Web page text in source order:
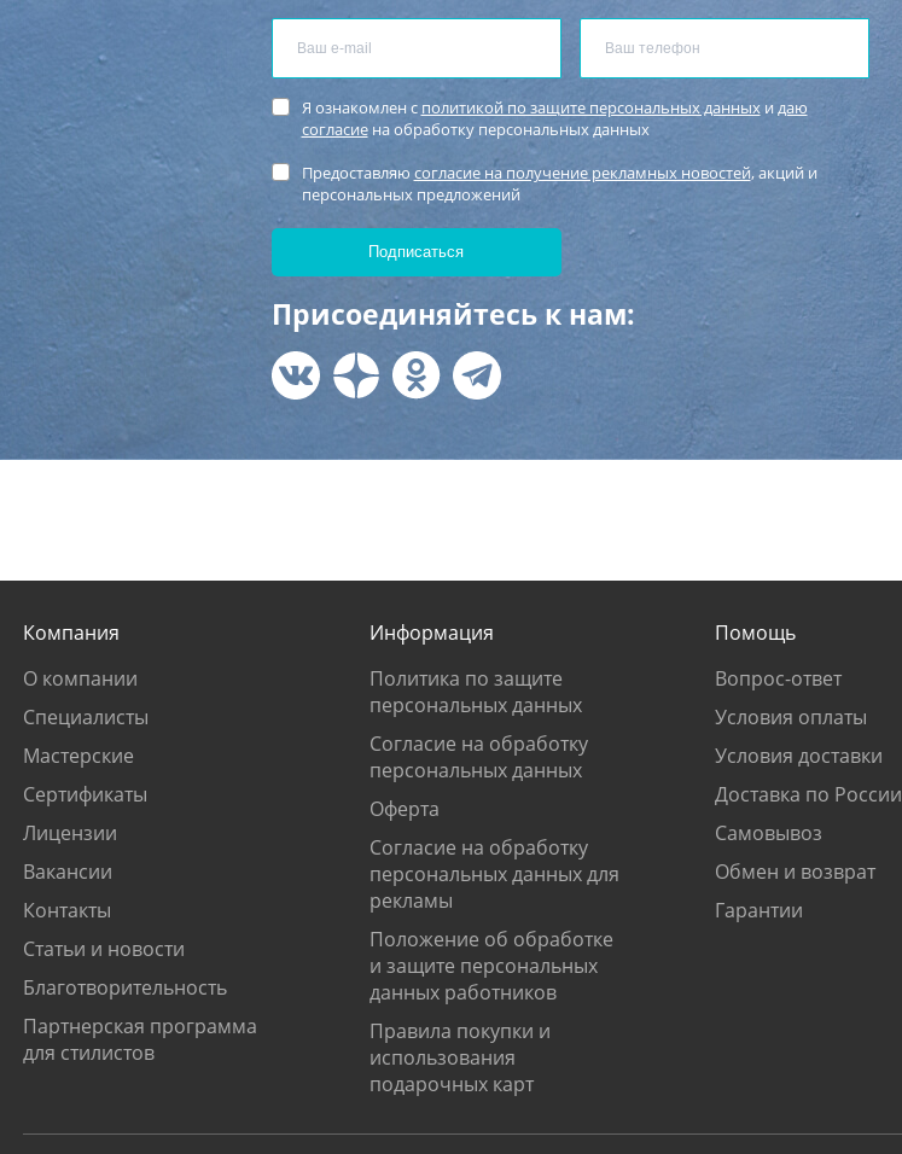
Я ознакомлен с политикой по защите персональных данныхи даю
согласиена обработку персональных данных
Предоставляю согласие на получение рекламных новостей, акций и
персональных предложений
Присоединяйтесь к нам:
Компания
О компании
Специалисты
Мастерские
Сертификаты
Лицензии
Вакансии
Контакты
Статьи и новости
Благотворительность
Партнерская программа
для стилистов
Информация
Политика по защите
персональных данных
Согласие на обработку
персональных данных
Оферта
Согласие на обработку
персональных данных для
рекламы
Положение об обработке
и защите персональных
данных работников
Правила покупки и
использования
подарочных карт
Помощь
Вопрос-ответ
Условия оплаты
Условия доставки
Доставка по России
Самовывоз
Обмен и возврат
Гарантии